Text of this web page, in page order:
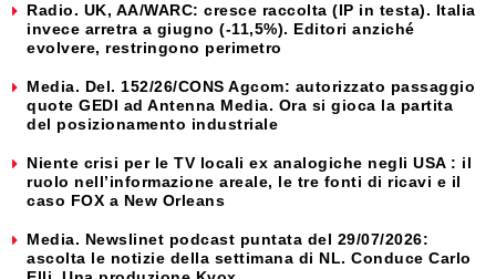
Radio. UK, AA/WARC: cresce raccolta (IP in testa). Italia
invece arretra a giugno (-11,5%). Editori anziché
evolvere, restringono perimetro
Media. Del. 152/26/CONS Agcom: autorizzato passaggio
quote GEDI ad Antenna Media. Ora si gioca la partita
del posizionamento industriale
Niente crisi per le TV locali ex analogiche negli USA : il
ruolo nell’informazione areale, le tre fonti di ricavi e il
caso FOX a New Orleans
Media. Newslinet podcast puntata del 29/07/2026:
ascolta le notizie della settimana di NL. Conduce Carlo